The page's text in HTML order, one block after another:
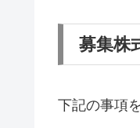
募集株
下記の事項